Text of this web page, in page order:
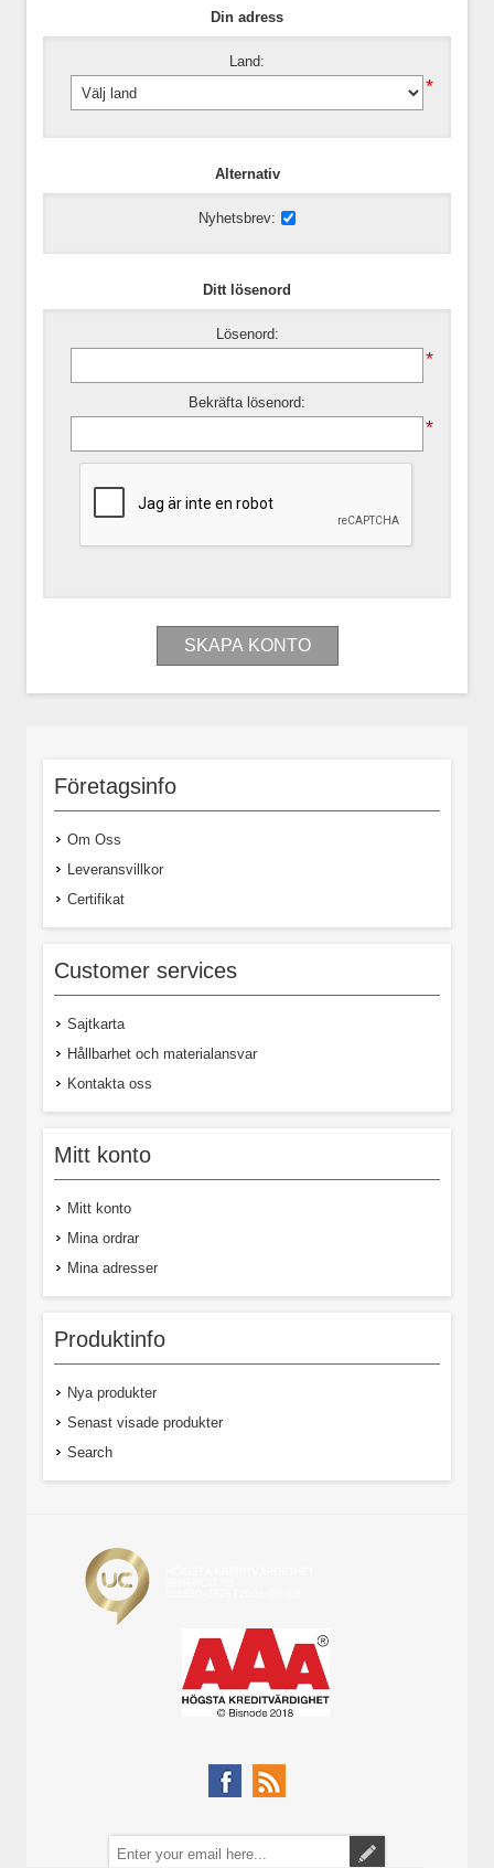
Din adress
Land:
*
Alternativ
Nyhetsbrev:
Ditt lösenord
Lösenord:
*
Bekräfta lösenord:
*
Företagsinfo
Om Oss
Leveransvillkor
Certifikat
Customer services
Sajtkarta
Hållbarhet och materialansvar
Kontakta oss
Mitt konto
Mitt konto
Mina ordrar
Mina adresser
Produktinfo
Nya produkter
Senast visade produkter
Search